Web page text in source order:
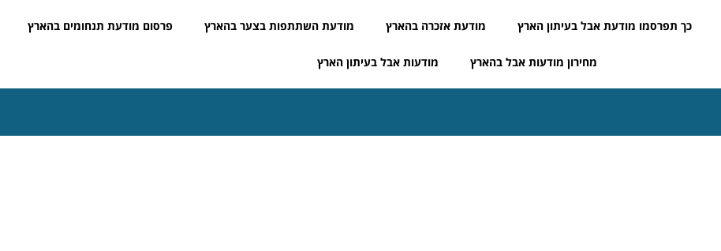
כך תפרסמו מודעת אבל בעיתון הארץ מודעת אזכרה בהארץ מודעת השתתפות בצער בהארץ פרסום מודעת תנחומים בהארץ
מחירון מודעות אבל בהארץ מודעות אבל בעיתון הארץ